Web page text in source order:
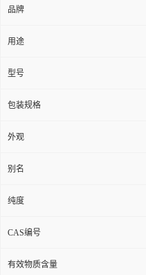
品牌
用途
型号
包装规格
外观
别名
纯度
CAS编号
有效物质含量